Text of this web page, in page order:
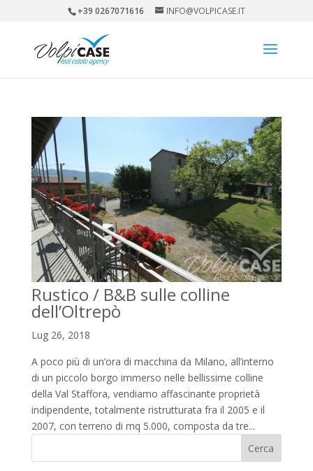
+39 0267071616 INFO@VOLPICASE.IT
Rustico / B&B sulle colline
dell’Oltrepò
Lug 26, 2018
A poco più di un’ora di macchina da Milano, all’interno
di un piccolo borgo immerso nelle bellissime colline
della Val Staffora, vendiamo affascinante proprietà
indipendente, totalmente ristrutturata fra il 2005 e il
2007, con terreno di mq 5.000, composta da tre...